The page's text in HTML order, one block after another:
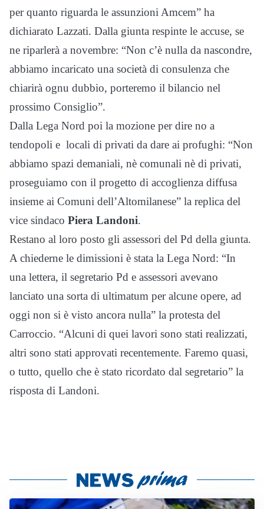
per quanto riguarda le assunzioni Amcem” ha
dichiarato Lazzati. Dalla giunta respinte le accuse, se
ne riparlerà a novembre: “Non c’è nulla da nascondre,
abbiamo incaricato una società di consulenza che
chiarirà ognu dubbio, porteremo il bilancio nel
prossimo Consiglio”.
Dalla Lega Nord poi la mozione per dire no a
tendopoli e locali di privati da dare ai profughi: “Non
abbiamo spazi demaniali, nè comunali nè di privati,
proseguiamo con il progetto di accoglienza diffusa
insieme ai Comuni dell’Altomilanese” la replica del
vice sindaco Piera Landoni.
Restano al loro posto gli assessori del Pd della giunta.
A chiederne le dimissioni è stata la Lega Nord: “In
una lettera, il segretario Pd e assessori avevano
lanciato una sorta di ultimatum per alcune opere, ad
oggi non si è visto ancora nulla” la protesta del
Carroccio. “Alcuni di quei lavori sono stati realizzati,
altri sono stati approvati recentemente. Faremo quasi,
o tutto, quello che è stato ricordato dal segretario” la
risposta di Landoni.